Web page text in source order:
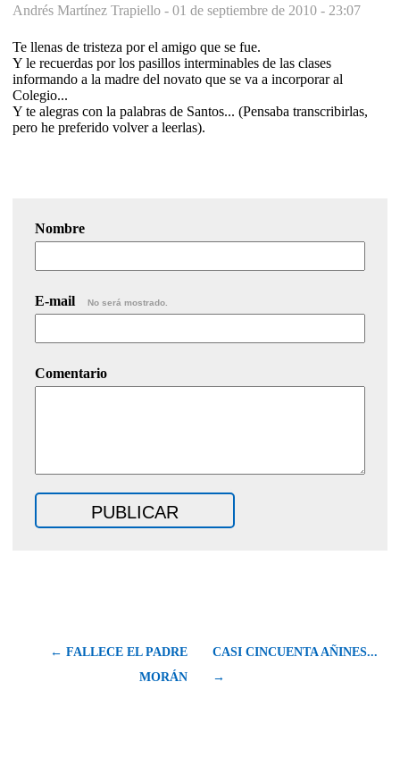
Andrés Martínez Trapiello - 01 de septiembre de 2010 - 23:07
Te llenas de tristeza por el amigo que se fue.
Y le recuerdas por los pasillos interminables de las clases
informando a la madre del novato que se va a incorporar al
Colegio...
Y te alegras con la palabras de Santos... (Pensaba transcribirlas,
pero he preferido volver a leerlas).
Nombre
E-mail No será mostrado.
Comentario
← FALLECE EL PADRE
MORÁN
CASI CINCUENTA AÑINES...
→